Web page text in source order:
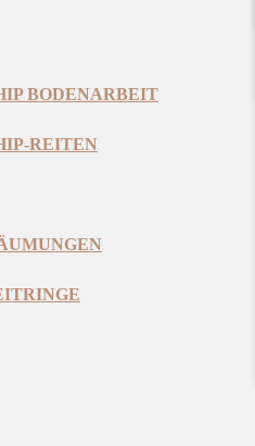
BODENARBEIT
REITEN